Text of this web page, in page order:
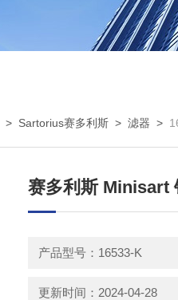
> Sartorius赛多利斯 > 滤器 >
赛多利斯 Minisart
产品型号：16533-K
更新时间：2024-04-28